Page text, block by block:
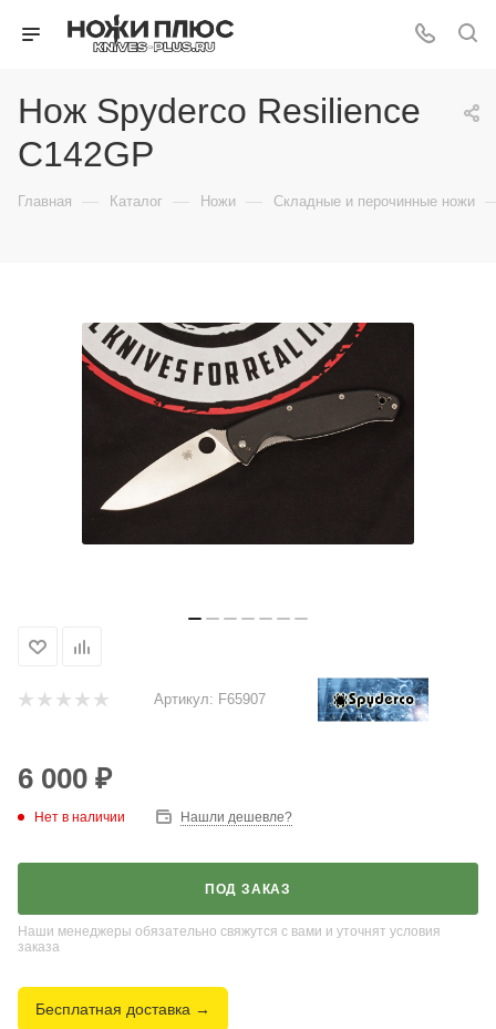
Нож Spyderco Resilience
C142GP
Главная — Каталог — Ножи — Складные и перочинные ножи
Артикул: F65907
6 000 ₽
Нет в наличии Нашли дешевле?
ПОД ЗАКАЗ
Наши менеджеры обязательно свяжутся с вами и уточнят условия
заказа
Бесплатная доставка →